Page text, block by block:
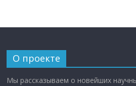
О проекте
Мы рассказываем о новейших